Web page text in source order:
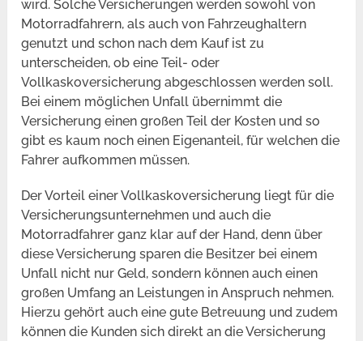
wird. Solche Versicherungen werden sowohl von
Motorradfahrern, als auch von Fahrzeughaltern
genutzt und schon nach dem Kauf ist zu
unterscheiden, ob eine Teil- oder
Vollkaskoversicherung abgeschlossen werden soll.
Bei einem möglichen Unfall übernimmt die
Versicherung einen großen Teil der Kosten und so
gibt es kaum noch einen Eigenanteil, für welchen die
Fahrer aufkommen müssen.
Der Vorteil einer Vollkaskoversicherung liegt für die
Versicherungsunternehmen und auch die
Motorradfahrer ganz klar auf der Hand, denn über
diese Versicherung sparen die Besitzer bei einem
Unfall nicht nur Geld, sondern können auch einen
großen Umfang an Leistungen in Anspruch nehmen.
Hierzu gehört auch eine gute Betreuung und zudem
können die Kunden sich direkt an die Versicherung